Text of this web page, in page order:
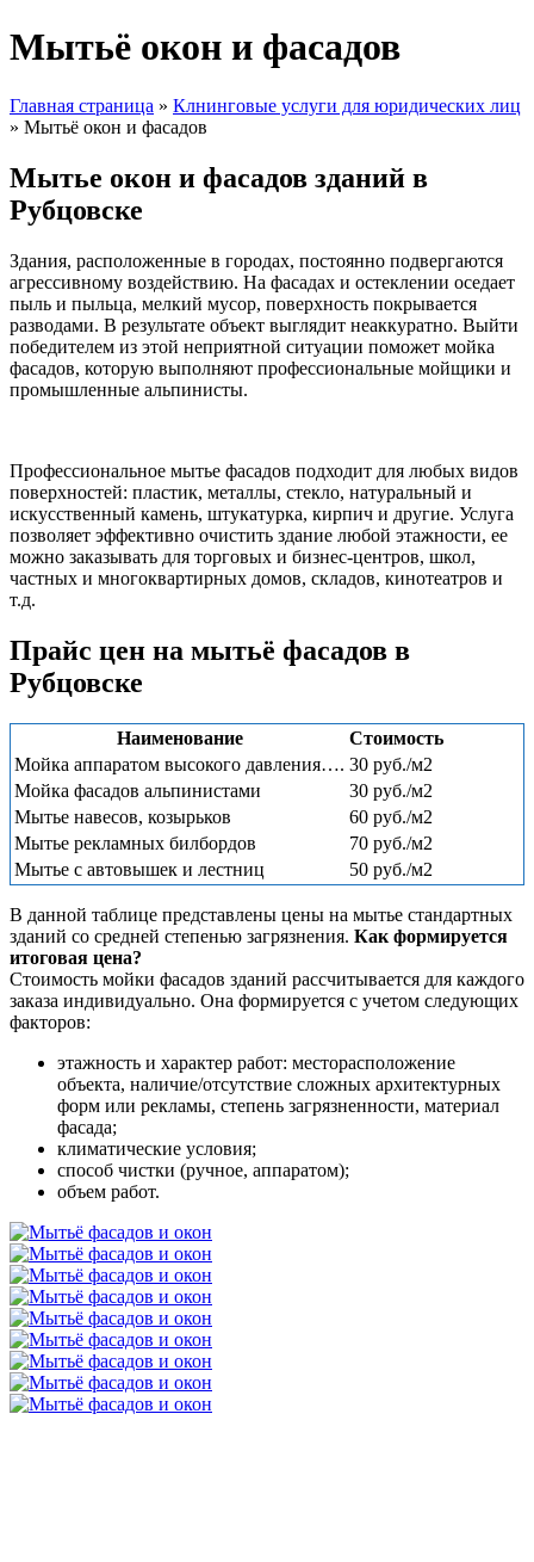
Мытьё окон и фасадов
Главная страница » Клнинговые услуги для юридических лиц
» Мытьё окон и фасадов
Мытье окон и фасадов зданий в
Рубцовске
Здания, расположенные в городах, постоянно подвергаются
агрессивному воздействию. На фасадах и остеклении оседает
пыль и пыльца, мелкий мусор, поверхность покрывается
разводами. В результате объект выглядит неаккуратно. Выйти
победителем из этой неприятной ситуации поможет мойка
фасадов, которую выполняют профессиональные мойщики и
промышленные альпинисты.
Профессиональное мытье фасадов подходит для любых видов
поверхностей: пластик, металлы, стекло, натуральный и
искусственный камень, штукатурка, кирпич и другие. Услуга
позволяет эффективно очистить здание любой этажности, ее
можно заказывать для торговых и бизнес-центров, школ,
частных и многоквартирных домов, складов, кинотеатров и
т.д.
Прайс цен на мытьё фасадов в
Рубцовске
Наименование
Стоимость
Мойка аппаратом высокого давления…. 30 руб./м2
Мойка фасадов альпинистами
30 руб./м2
Мытье навесов, козырьков
60 руб./м2
Мытье рекламных билбордов
70 руб./м2
Мытье с автовышек и лестниц
50 руб./м2
В данной таблице представлены цены на мытье стандартных
зданий со средней степенью загрязнения. Как формируется
итоговая цена?
Стоимость мойки фасадов зданий рассчитывается для каждого
заказа индивидуально. Она формируется с учетом следующих
факторов:
этажность и характер работ: месторасположение
объекта, наличие/отсутствие сложных архитектурных
форм или рекламы, степень загрязненности, материал
фасада;
климатические условия;
способ чистки (ручное, аппаратом);
объем работ.